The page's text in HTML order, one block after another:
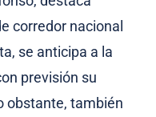
corredor nacional
se anticipa a la
previsión su
obstante, también